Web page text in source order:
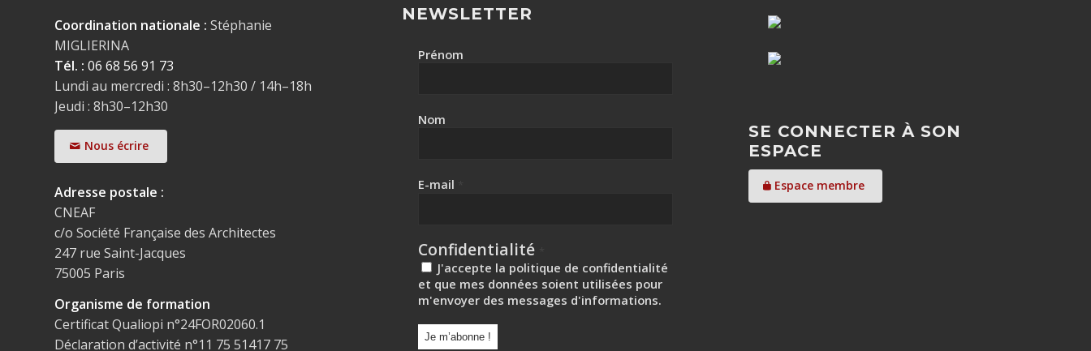
Coordination nationale : Stéphanie
MIGLIERINA
Tél. : 06 68 56 91 73
Lundi au mercredi : 8h30–12h30 / 14h–18h
Jeudi : 8h30–12h30
Nous écrire
Adresse postale :
CNEAF
c/o Société Française des Architectes
247 rue Saint-Jacques
75005 Paris
Organisme de formation
Certificat Qualiopi n°24FOR02060.1
Déclaration d’activité n°11 75 51417 75
NEWSLETTER
Prénom
Nom
E-mail
Confidentialité
J'accepte la politique de confidentialité
et que mes données soient utilisées pour
m'envoyer des messages d'informations.
SE CONNECTER À SON
ESPACE
Espace membre